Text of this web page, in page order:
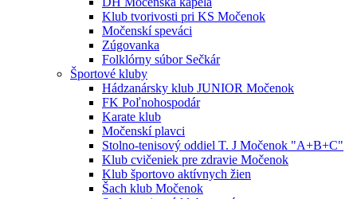
Klub tvorivosti pri KS Močenok
Močenskí speváci
Zúgovanka
Folklórny súbor Sečkár
Športové kluby
Hádzanársky klub JUNIOR Močenok
FK Poľnohospodár
Karate klub
Močenskí plavci
Stolno-tenisový oddiel T. J Močenok "A+B+C"
Klub cvičeniek pre zdravie Močenok
Klub športovo aktívnych žien
Šach klub Močenok